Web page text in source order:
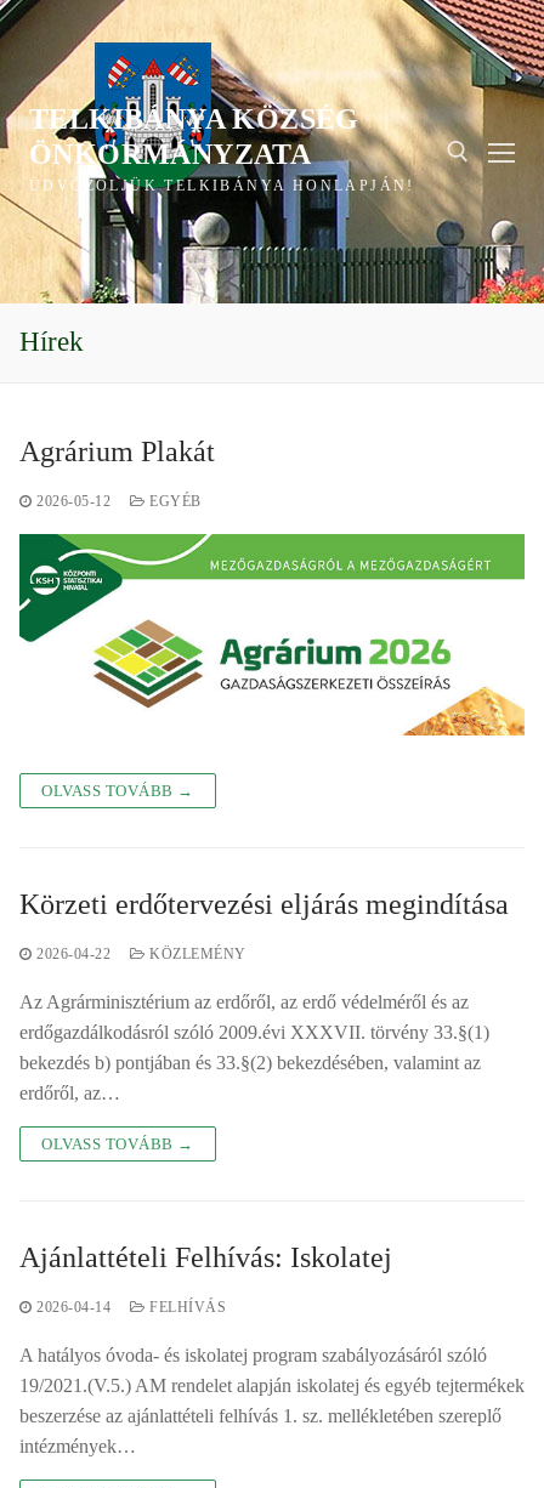
Ugrás
a
tartalomra
TELKIBÁNYA KÖZSÉG
ÖNKORMÁNYZATA
ÜDVÖZÖLJÜK TELKIBÁNYA HONLAPJÁN!
Keresése:
Hírek
Agrárium Plakát
2026-05-12 EGYÉB
OLVASS TOVÁBB →
Körzeti erdőtervezési eljárás megindítása
2026-04-22 KÖZLEMÉNY
Az Agrárminisztérium az erdőről, az erdő védelméről és az
erdőgazdálkodásról szóló 2009.évi XXXVII. törvény 33.§(1)
bekezdés b) pontjában és 33.§(2) bekezdésében, valamint az
erdőről, az…
OLVASS TOVÁBB →
Ajánlattételi Felhívás: Iskolatej
2026-04-14 FELHÍVÁS
A hatályos óvoda- és iskolatej program szabályozásáról szóló
19/2021.(V.5.) AM rendelet alapján iskolatej és egyéb tejtermékek
beszerzése az ajánlattételi felhívás 1. sz. mellékletében szereplő
intézmények…